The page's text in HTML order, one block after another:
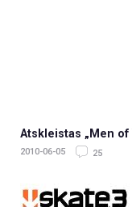
Atskleistas „Men of
2010-06-05 25